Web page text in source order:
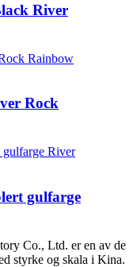
River
Rock
gulfarge
Co., Ltd. er en av de
styrke og skala i Kina.